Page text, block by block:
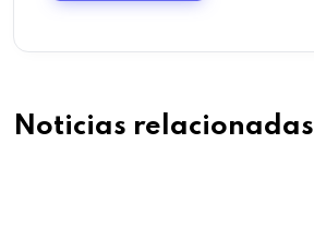
Noticias relacionadas